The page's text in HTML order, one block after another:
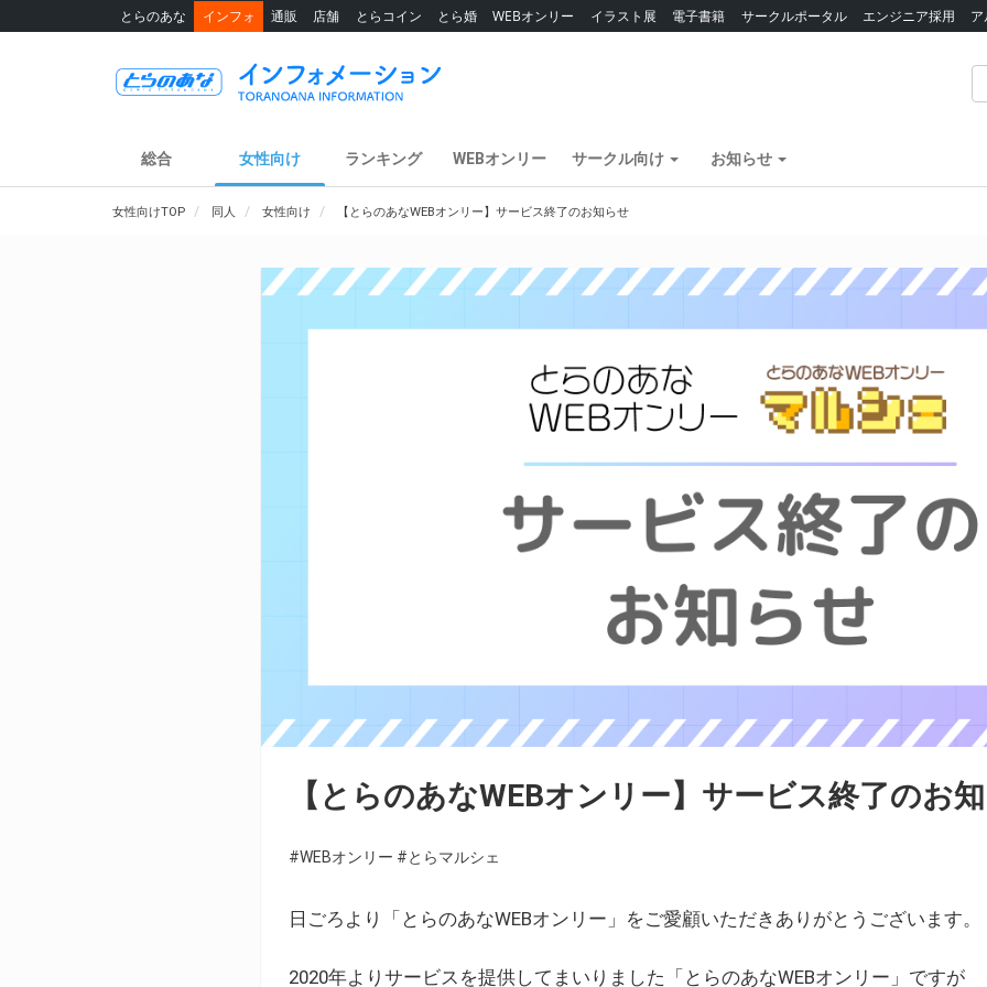
とらのあな インフォ 通販 店舗 とらコイン とら婚 WEBオンリー イラスト展 電子書籍 サークルポータル エンジニア採用
総合 女性向け ランキング WEBオンリー サークル向け お知らせ
女性向けTOP 同人 女性向け 【とらのあなWEBオンリー】サービス終了のお知らせ
【とらのあなWEBオンリー】サービス終了のお
#WEBオンリー #とらマルシェ
日ごろより「とらのあなWEBオンリー」をご愛顧いただきありがとうございます。
2020年よりサービスを提供してまいりました「とらのあなWEBオンリー」ですが